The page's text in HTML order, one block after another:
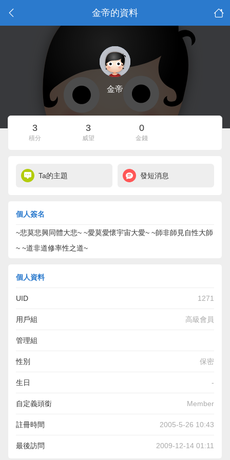
金帝的資料
金帝
3
積分
3
威望
0
金錢
Ta的主題 發短消息
個人簽名
~悲莫悲興同體大悲~ ~愛莫愛懷宇宙大愛~ ~師非師見自性大師
~ ~道非道修率性之道~
個人資料
UID 1271
用戶組 高級會員
管理組
性別 保密
生日 -
自定義頭銜 Member
註冊時間 2005-5-26 10:43
最後訪問 2009-12-14 01:11